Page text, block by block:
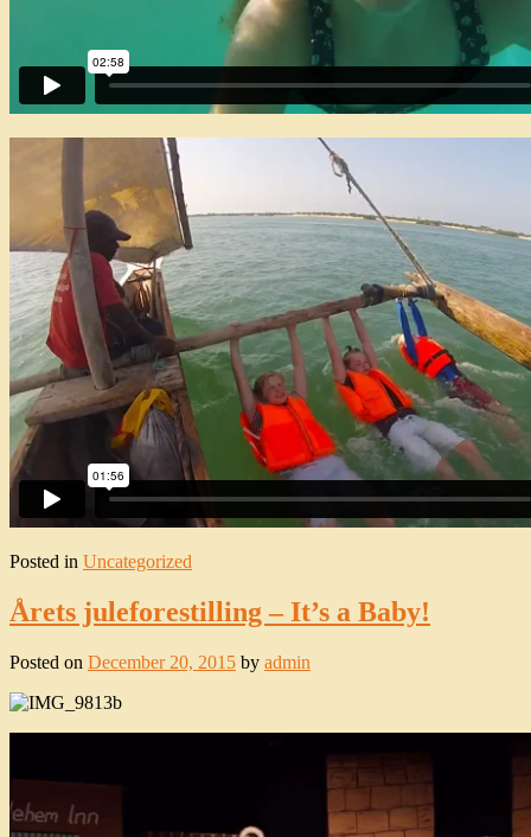
Posted in Uncategorized
Årets juleforestilling – It’s a Baby!
Posted on December 20, 2015 by admin